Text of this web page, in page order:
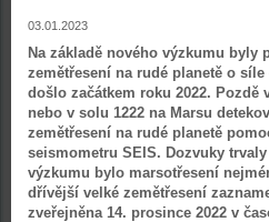
03.01.2023
Na základě nového výzkumu byly
zemětřesení na rudé planetě o
došlo začátkem roku 2022. Pozdě
nebo v solu 1222 na Marsu
zemětřesení na rudé planetě
seismometru SEIS. Dozvuky
výzkumu bylo marsotřesení
dřívější velké zemětřesení
zveřejněna 14. prosince 2022 v